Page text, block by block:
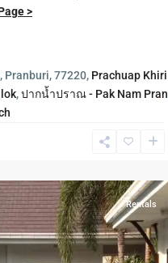
>
Pranburi, 77220, Prachuap Khiri
,ปากน้ำปราณ - Pak Nam Pran
Rentals